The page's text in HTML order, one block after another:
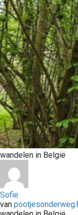
wandelen in België
Sofie
van